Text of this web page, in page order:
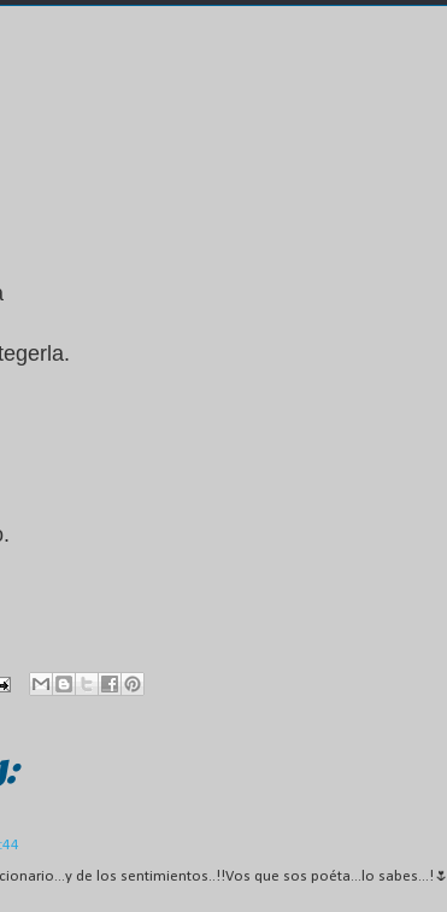
de los sentimientos..!!Vos que sos poéta...lo sabes...!🌷